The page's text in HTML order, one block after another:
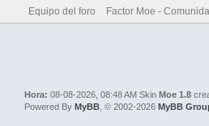
Equipo del foro Factor Moe -
Hora: 08-08-2026, 08:48 AMSkin Moe 1.8
Powered By MyBB , © 2002-2026 MyBB